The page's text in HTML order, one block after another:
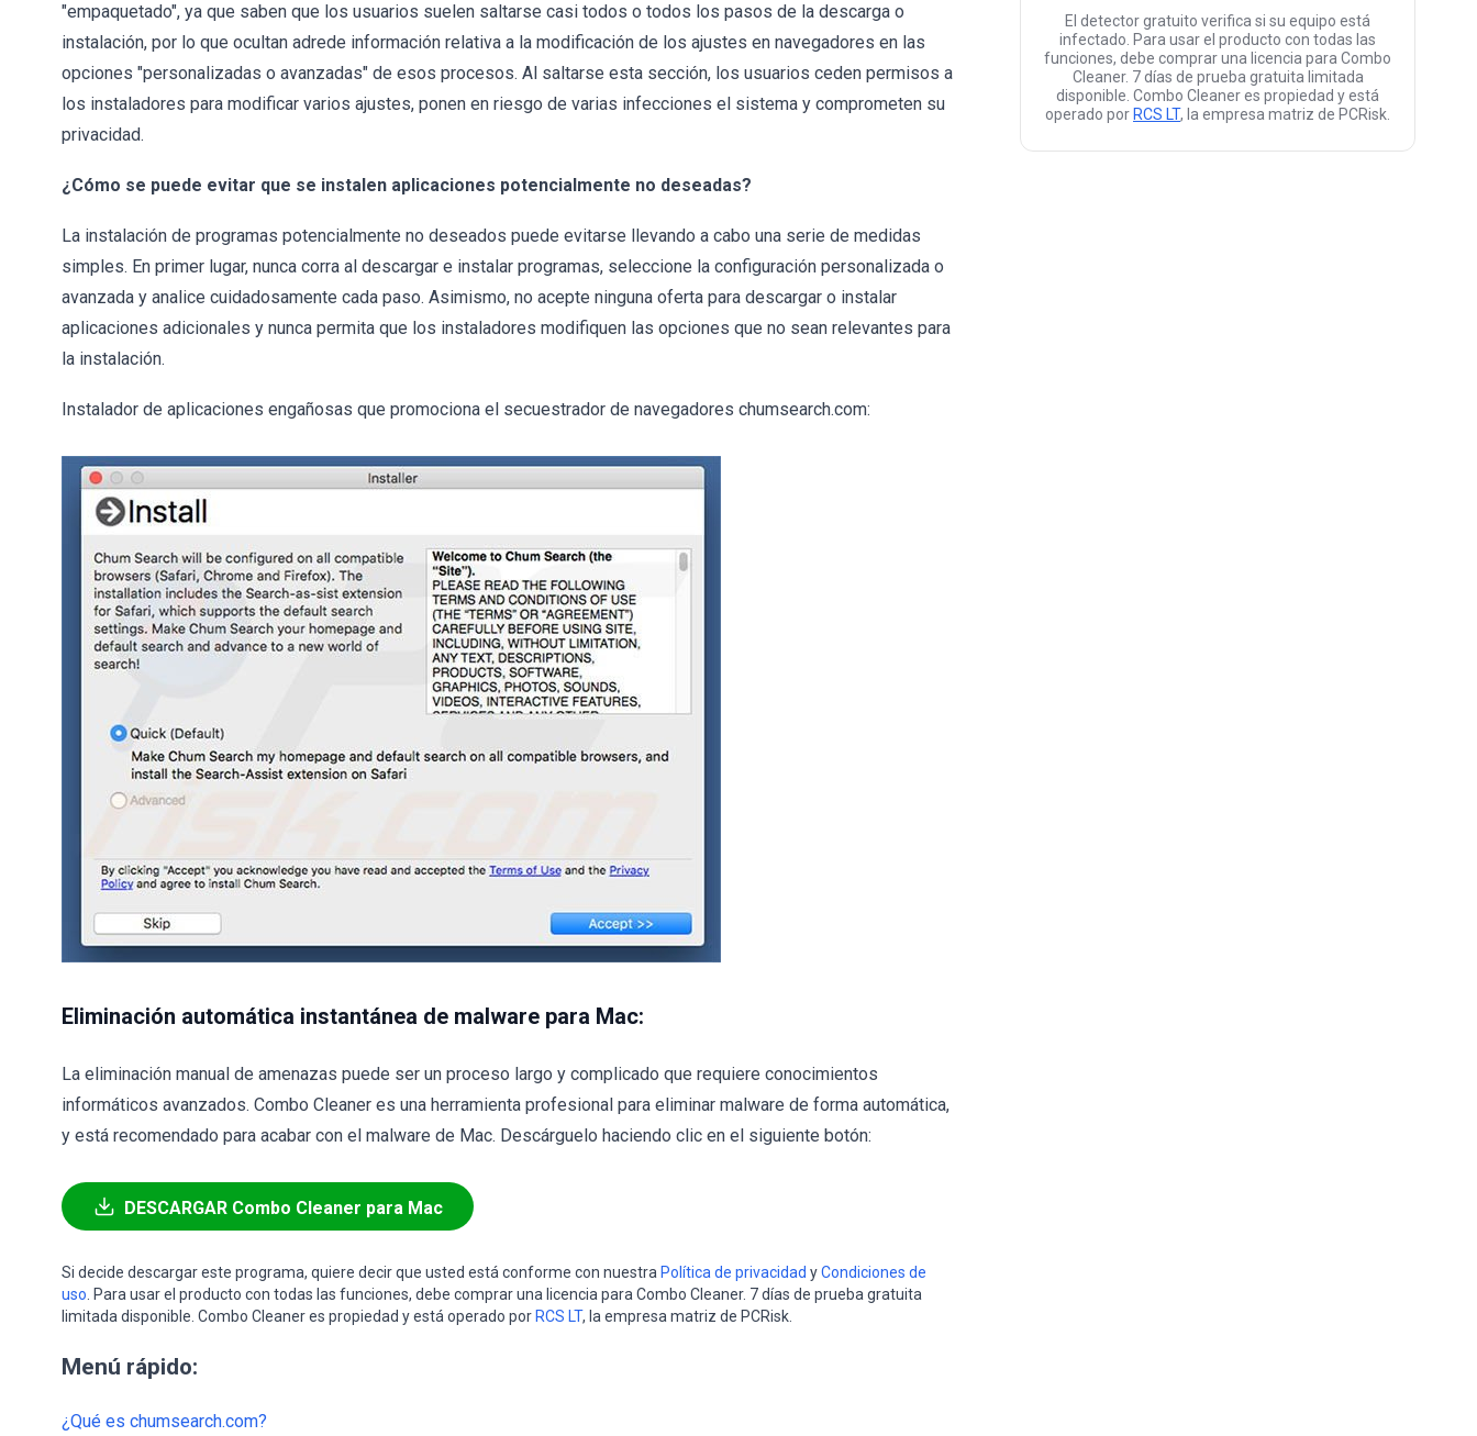
"empaquetado", ya que saben que los usuarios suelen saltarse casi todos o todos los pasos de la descarga o
instalación, por lo que ocultan adrede información relativa a la modificación de los ajustes en navegadores en las
opciones "personalizadas o avanzadas" de esos procesos. Al saltarse esta sección, los usuarios ceden permisos a
los instaladores para modificar varios ajustes, ponen en riesgo de varias infecciones el sistema y comprometen su
privacidad.
¿Cómo se puede evitar que se instalen aplicaciones potencialmente no deseadas?
La instalación de programas potencialmente no deseados puede evitarse llevando a cabo una serie de medidas
simples. En primer lugar, nunca corra al descargar e instalar programas, seleccione la configuración personalizada o
avanzada y analice cuidadosamente cada paso. Asimismo, no acepte ninguna oferta para descargar o instalar
aplicaciones adicionales y nunca permita que los instaladores modifiquen las opciones que no sean relevantes para
la instalación.
Instalador de aplicaciones engañosas que promociona el secuestrador de navegadores chumsearch.com:
Eliminación automática instantánea de malware para Mac:
La eliminación manual de amenazas puede ser un proceso largo y complicado que requiere conocimientos
informáticos avanzados. Combo Cleaner es una herramienta profesional para eliminar malware de forma automática,
y está recomendado para acabar con el malware de Mac. Descárguelo haciendo clic en el siguiente botón:
DESCARGAR Combo Cleaner para Mac
Si decide descargar este programa, quiere decir que usted está conforme con nuestra Política de privacidad yCondiciones de
uso . Para usar el producto con todas las funciones, debe comprar una licencia para Combo Cleaner. 7 días de prueba gratuita
limitada disponible. Combo Cleaner es propiedad y está operado por RCS LT, la empresa matriz de PCRisk.
Menú rápido:
¿Qué es chumsearch.com?
El detector gratuito verifica si su equipo está
infectado. Para usar el producto con todas las
funciones, debe comprar una licencia para Combo
Cleaner. 7 días de prueba gratuita limitada
disponible. Combo Cleaner es propiedad y está
operado por RCS LT, la empresa matriz de PCRisk.